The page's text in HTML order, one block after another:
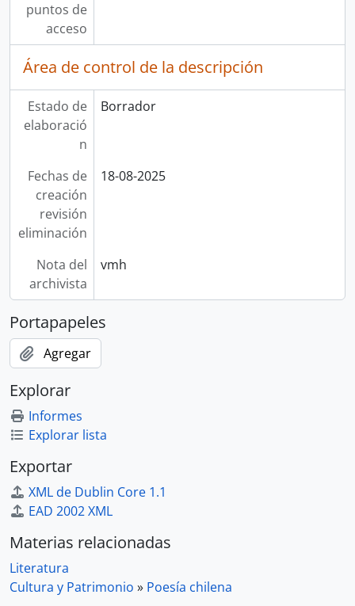
puntos de
acceso
Área de control de la descripción
Estado de
elaboració
n
Borrador
Fechas de
creación
revisión
eliminación
18-08-2025
Nota del
archivista
vmh
Portapapeles
Agregar
Explorar
Informes
Explorar lista
Exportar
XML de Dublin Core 1.1
EAD 2002 XML
Materias relacionadas
Literatura
Cultura y Patrimonio » Poesía chilena